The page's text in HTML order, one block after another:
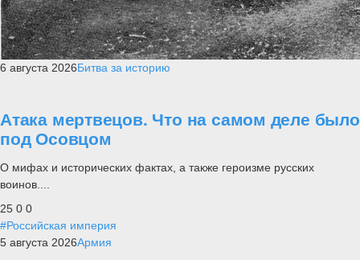
6 августа 2026Битва за историю
Атака мертвецов. Что на самом деле было
под Осовцом
О мифах и исторических фактах, а также героизме русских
воинов....
25 0 0
#Российская империя
5 августа 2026Армия